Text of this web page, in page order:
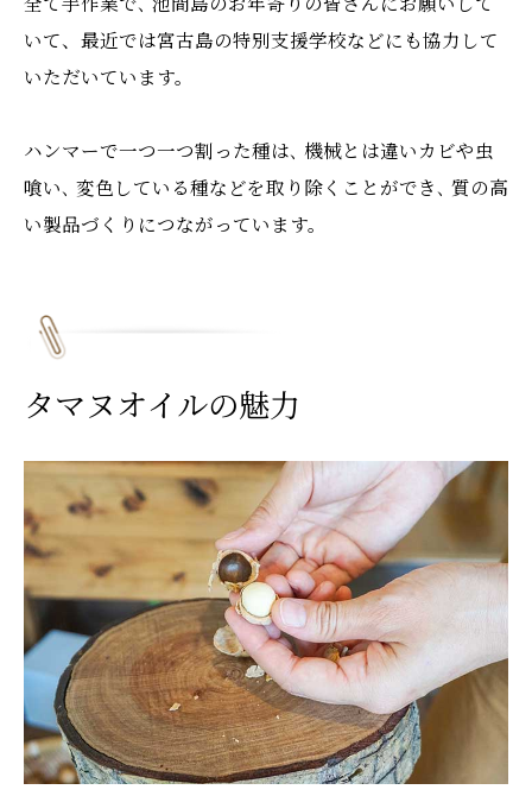
いて、最近では宮古島の特別支援学校などにも協力して
いただいています。
ハンマーで一つ一つ割った種は､ 機械とは違いカビや虫
喰い､ 変色している種などを取り除くことができ､ 質の高
い製品づくりにつながっています。
タマヌオイルの魅力